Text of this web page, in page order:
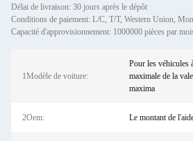
Délai de livraison: 30 jours après le dépôt
Conditions de paiement: L/C, T/T, Western Union,
Capacité d'approvisionnement: 1000000 pièces par
1Modèle de voiture:
Pour les véhicules
maximale de la
maxima
2Oem: Le montant de